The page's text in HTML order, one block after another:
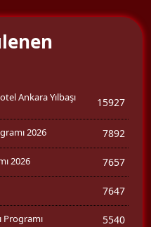
Ankara Yılbaşı
15927
2026 7892
2026 7657
7647
Programı 5540